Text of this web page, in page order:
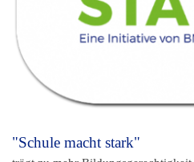
"Schule macht stark"